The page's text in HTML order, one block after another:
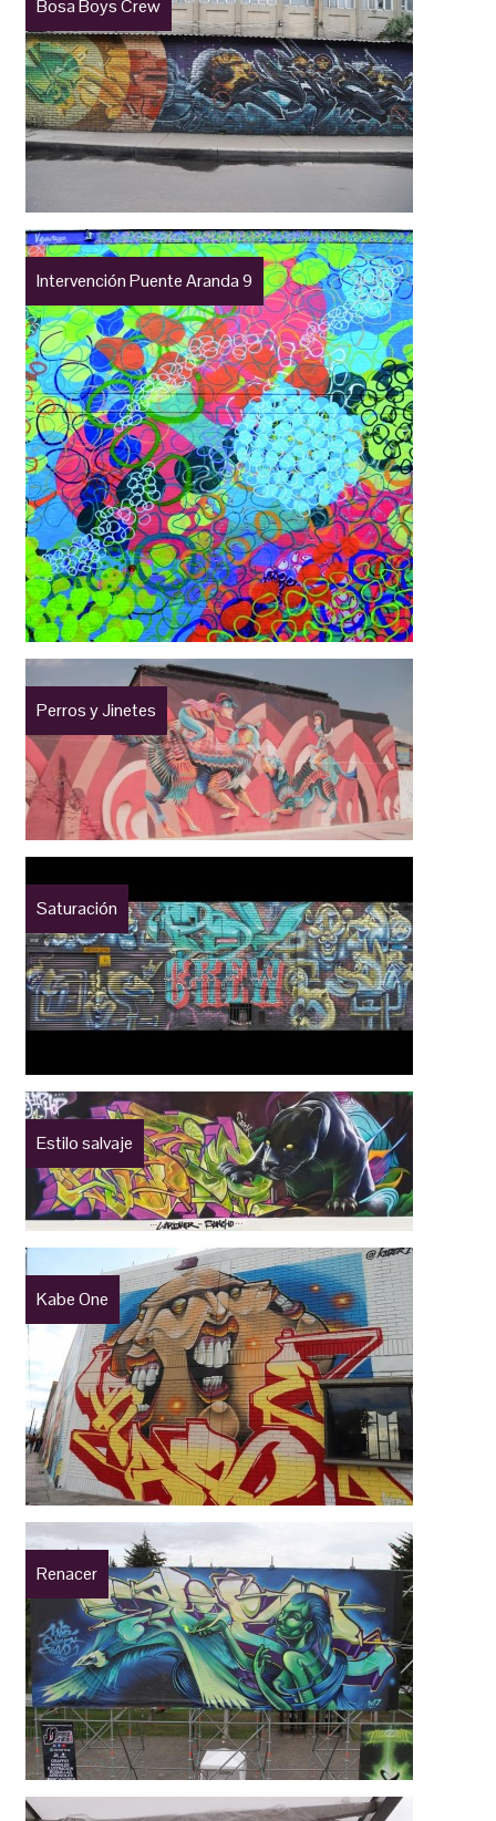
Bosa Boys Crew
Intervención Puente Aranda 9
Perros y Jinetes
Saturación
Estilo salvaje
Kabe One
Renacer